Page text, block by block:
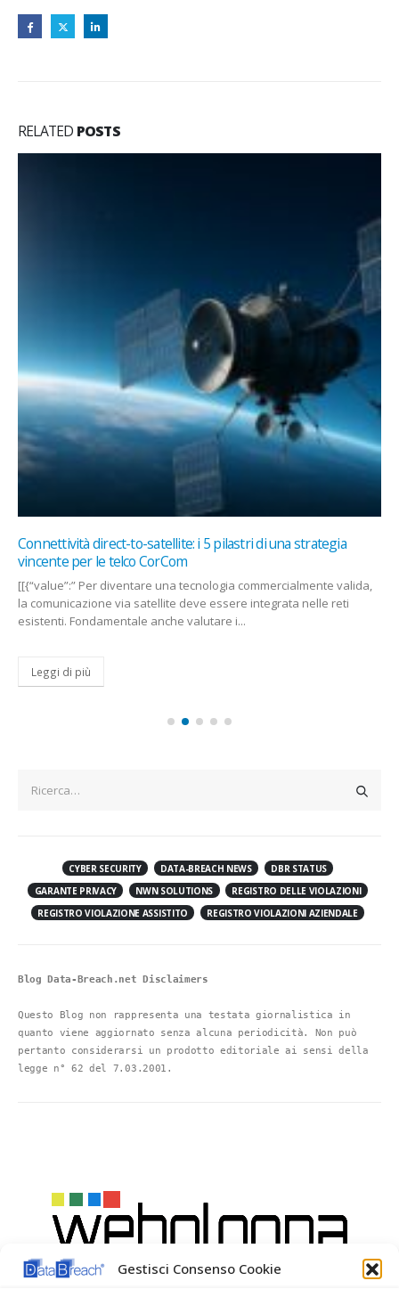
Gestisci Consenso Cookie
RELATED POSTS
Connettività direct-to-satellite: i 5 pilastri di una strategia
vincente per le telco CorCom
[[{“value”:” Per diventare una tecnologia commercialmente valida,
la comunicazione via satellite deve essere integrata nelle reti
esistenti. Fondamentale anche valutare i...
Leggi di più
CYBER SECURITY DATA-BREACH NEWS
DBR STATUS
GARANTE PRIVACY
NWN SOLUTIONS
REGISTRO DELLE VIOLAZIONI
REGISTRO VIOLAZIONE ASSISTITO
REGISTRO VIOLAZIONI AZIENDALE
Blog Data-Breach.net Disclaimers
Questo Blog non rappresenta una testata giornalistica in
quanto viene aggiornato senza alcuna periodicità. Non può
pertanto considerarsi un prodotto editoriale ai sensi della
legge n° 62 del 7.03.2001.